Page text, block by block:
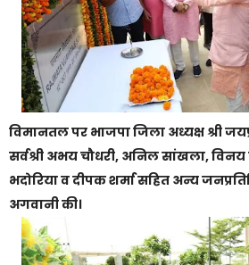
विमानतल पर भाजपा जिला अध्यक्ष श्री
सर्वश्री अभय चौधरी, अनिल सांखला,
भदोरिया व दीपक शर्मा सहित अन्य
अगवानी की।